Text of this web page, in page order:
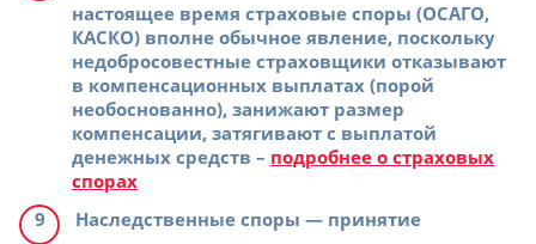
настоящее время страховые споры (ОСАГО,
КАСКО) вполне обычное явление, поскольку
недобросовестные страховщики отказывают
в компенсационных выплатах (порой
необоснованно), занижают размер
компенсации, затягивают с выплатой
денежных средств – подробнее о страховых
спорах
Наследственные споры — принятие